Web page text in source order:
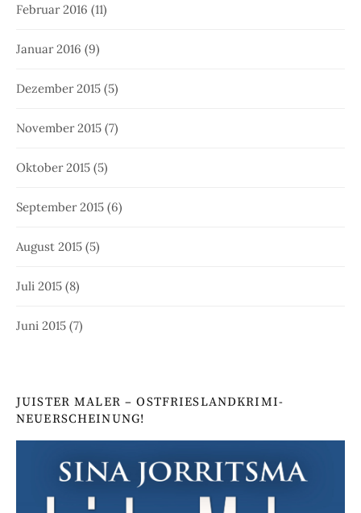
Februar 2016 (11)
Januar 2016 (9)
Dezember 2015 (5)
November 2015 (7)
Oktober 2015 (5)
September 2015 (6)
August 2015 (5)
Juli 2015 (8)
Juni 2015 (7)
JUISTER MALER – OSTFRIESLANDKRIMI-
NEUERSCHEINUNG!